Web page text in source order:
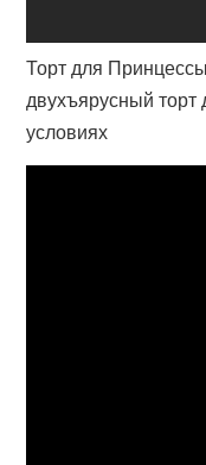
Торт для
двухъярусный
условиях